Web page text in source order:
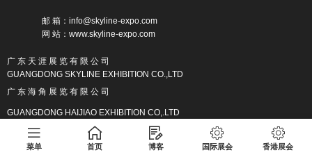
邮 箱：info@skyline-expo.com
网 站：www.skyline-expo.com
广 东 天 涯 展 览 有 限 公 司
GUANGDONG SKYLINE EXHIBITION CO.,LTD
广 东 海 角 展 览 有 限 公 司
GUANGDONG HAIJIAO EXHIBITION CO,.LTD
菜单 首页 博客 国际展会 香港展会